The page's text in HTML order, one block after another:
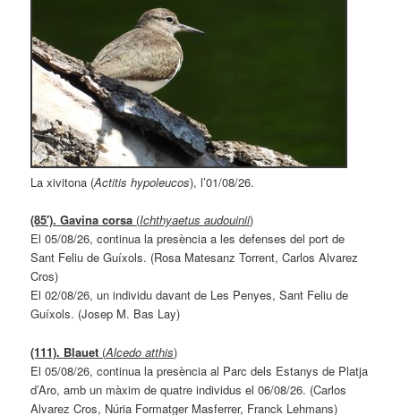
La xivitona (Actitis hypoleucos), l’01/08/26.
(85′). Gavina corsa (Ichthyaetus audouinii)
El 05/08/26, continua la presència a les defenses del port de
Sant Feliu de Guíxols. (Rosa Matesanz Torrent, Carlos Alvarez
Cros)
El 02/08/26, un individu davant de Les Penyes, Sant Feliu de
Guíxols. (Josep M. Bas Lay)
(111). Blauet (Alcedo atthis)
El 05/08/26, continua la presència al Parc dels Estanys de Platja
d’Aro, amb un màxim de quatre individus el 06/08/26. (Carlos
Alvarez Cros, Núria Formatger Masferrer, Franck Lehmans)